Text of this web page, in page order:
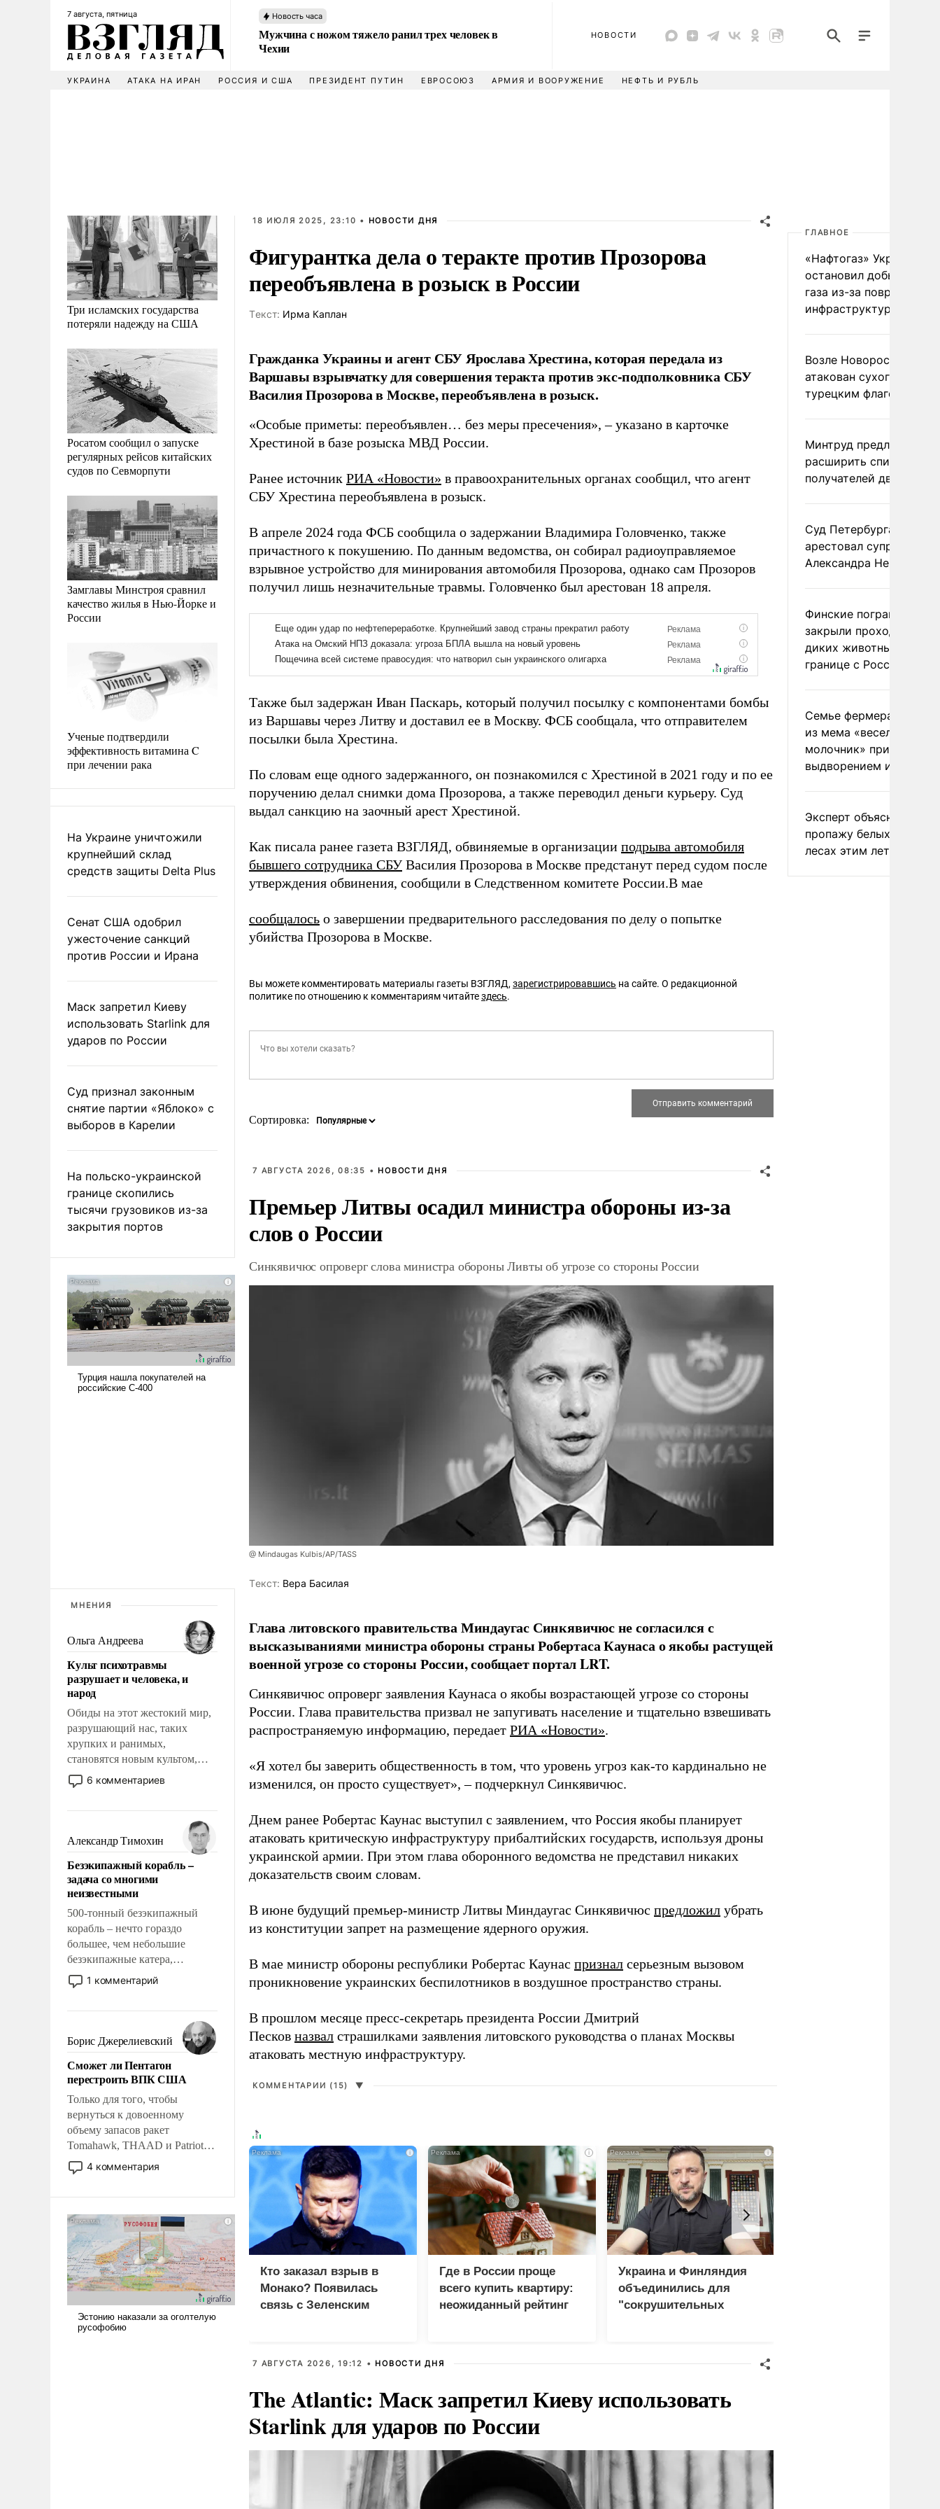
7 августа, пятница Новость часа
Мужчина с ножом тяжело ранил трех человек в
Чехии
НОВОСТИ
УКРАИНА АТАКА НА ИРАН РОССИЯ И США ПРЕЗИДЕНТ ПУТИН ЕВРОСОЮЗ АРМИЯ И ВООРУЖЕНИЕ НЕФТЬ И РУБЛЬ
Три исламских государства
потеряли надежду на США
Росатом сообщил о запуске
регулярных рейсов китайских
судов по Севморпути
Замглавы Минстроя сравнил
качество жилья в Нью-Йорке и
России
Ученые подтвердили
эффективность витамина C
при лечении рака
На Украине уничтожили
крупнейший склад
средств защиты Delta Plus
Сенат США одобрил
ужесточение санкций
против России и Ирана
Маск запретил Киеву
использовать Starlink для
ударов по России
Суд признал законным
снятие партии «Яблоко» с
выборов в Карелии
На польско-украинской
границе скопились
тысячи грузовиков из-за
закрытия портов
МНЕНИЯ
Ольга Андреева
Культ психотравмы
разрушает и человека, и
народ
Обиды на этот жестокий мир,
разрушающий нас, таких
хрупких и ранимых,
становятся новым культом,
постепенно вытесняя и
отменяя традиционное
мужественным и твердым под
ударами судьбы, брать на себя
ответственность, помогать
слабым, идти вперед и
адаптироваться.
6 комментариев
Александр Тимохин
Безэкипажный корабль –
задача со многими
неизвестными
500-тонный безэкипажный
корабль – нечто гораздо
большее, чем небольшие
безэкипажные катера,
применение которых уже
стало обыденностью. Задача по
сложна и амбициозна. Однако
и ее реализация радикально
поднимет наши боевые
возможности.
1 комментарий
Борис Джерелиевский
Сможет ли Пентагон
перестроить ВПК США
Только для того, чтобы
вернуться к довоенному
объему запасов ракет
Tomahawk, THAAD и Patriot
США потребуется более трех
лет. Даже небольшая война с
Сложившаяся ситуация
означает многолетний период
уязвимости США, например,
перед Китаем.
4 комментария
18 ИЮЛЯ 2025, 23:10 • НОВОСТИ ДНЯ
Фигурантка дела о теракте против Прозорова
переобъявлена в розыск в России
Tекст: Ирма Каплан
Гражданка Украины и агент СБУ Ярослава Хрестина, которая передала из
Варшавы взрывчатку для совершения теракта против экс-подполковника СБУ
Василия Прозорова в Москве, переобъявлена в розыск.
«Особые приметы: переобъявлен… без меры пресечения», – указано в карточке
Хрестиной в базе розыска МВД России.
Ранее источник РИА «Новости» в правоохранительных органах сообщил, что агент
СБУ Хрестина переобъявлена в розыск.
В апреле 2024 года ФСБ сообщила о задержании Владимира Головченко, также
причастного к покушению. По данным ведомства, он собирал радиоуправляемое
взрывное устройство для минирования автомобиля Прозорова, однако сам Прозоров
получил лишь незначительные травмы. Головченко был арестован 18 апреля.
Также был задержан Иван Паскарь, который получил посылку с компонентами бомбы
из Варшавы через Литву и доставил ее в Москву. ФСБ сообщала, что отправителем
посылки была Хрестина.
По словам еще одного задержанного, он познакомился с Хрестиной в 2021 году и по ее
поручению делал снимки дома Прозорова, а также переводил деньги курьеру. Суд
выдал санкцию на заочный арест Хрестиной.
Как писала ранее газета ВЗГЛЯД, обвиняемые в организации подрыва автомобиля
бывшего сотрудника СБУ Василия Прозорова в Москве предстанут перед судом после
утверждения обвинения, сообщили в Следственном комитете России.В мае
сообщалось о завершении предварительного расследования по делу о попытке
убийства Прозорова в Москве.
Вы можете комментировать материалы газеты ВЗГЛЯД, зарегистрировавшись на сайте. О редакционной
политике по отношению к комментариям читайтездесь.
Сортировка:
7 АВГУСТА 2026, 08:35 • НОВОСТИ ДНЯ
Премьер Литвы осадил министра обороны из-за
слов о России
Синкявичюс опроверг слова министра обороны Ливты об угрозе со стороны России
@ Mindaugas Kulbis/AP/TASS
Tекст: Вера Басилая
Глава литовского правительства Миндаугас Синкявичюс не согласился с
высказываниями министра обороны страны Робертаса Каунаса о якобы растущей
военной угрозе со стороны России, сообщает портал LRT.
Синкявичюс опроверг заявления Каунаса о якобы возрастающей угрозе со стороны
России. Глава правительства призвал не запугивать население и тщательно взвешивать
распространяемую информацию, передает РИА «Новости».
«Я хотел бы заверить общественность в том, что уровень угроз как-то кардинально не
изменился, он просто существует», – подчеркнул Синкявичюс.
Днем ранее Робертас Каунас выступил с заявлением, что Россия якобы планирует
атаковать критическую инфраструктуру прибалтийских государств, используя дроны
украинской армии. При этом глава оборонного ведомства не представил никаких
доказательств своим словам.
В июне будущий премьер-министр Литвы Миндаугас Синкявичюс предложил убрать
из конституции запрет на размещение ядерного оружия.
В мае министр обороны республики Робертас Каунас признал серьезным вызовом
проникновение украинских беспилотников в воздушное пространство страны.
В прошлом месяце пресс-секретарь президента России Дмитрий
Песков назвал страшилками заявления литовского руководства о планах Москвы
атаковать местную инфраструктуру.
КОММЕНТАРИИ (15) ▼
i
Кто заказал взрыв в
Монако? Появилась
связь с Зеленским
i
Где в России проще
всего купить квартиру:
неожиданный рейтинг
i
Украина и Финляндия
объединились для
"сокрушительных
7 АВГУСТА 2026, 19:12 • НОВОСТИ ДНЯ
The Atlantic: Маск запретил Киеву использовать
Starlink для ударов по России
ГЛАВНОЕ
«Нафтогаз» Украины
остановил добычу
газа из-за повреждения
инфраструктуры
Возле Новороссийска
атакован сухогруз под
турецким флагом
Минтруд предложил
расширить список
получателей двух
Суд Петербурга заочно
арестовал супругу
Александра Невзорова
Финские пограничники
закрыли проходы для
диких животных на
границе с Россией
Семье фермера
из мема «веселый
молочник» пригрозили
выдворением из
Эксперт объяснил
пропажу белых грибов
лесах этим летом